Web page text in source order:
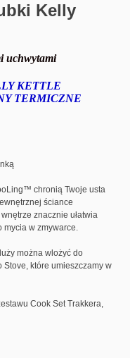
Kelly
uchwytami
KETTLE
TERMICZNE
chronią Twoje usta
ściance
znacznie ułatwia
mycia w zmywarce.
można wlożyć do
Stove, które umieszczamy w
Cook Set Trakkera,